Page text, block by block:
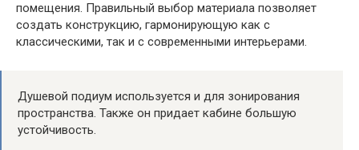
помещения. Правильный выбор материала позволяет
создать конструкцию, гармонирующую как с
классическими, так и с современными интерьерами.
Душевой подиум используется и для зонирования
пространства. Также он придает кабине большую
устойчивость.